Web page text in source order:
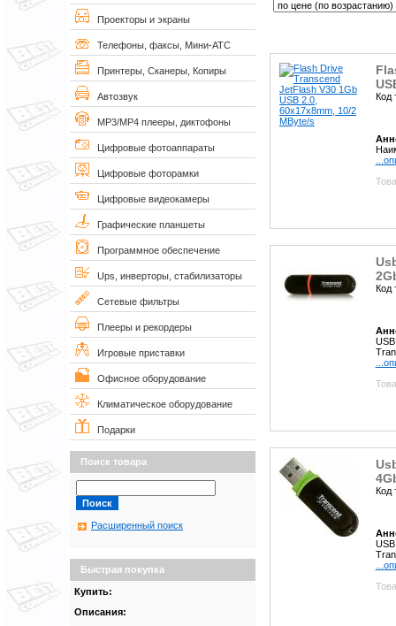
Проекторы и экраны
Телефоны, факсы, Мини-АТС
Принтеры, Сканеры, Копиры
Автозвук
MP3/MP4 плееры, диктофоны
Цифровые фотоаппараты
Цифровые фоторамки
Цифровые видеокамеры
Графические планшеты
Программное обеспечение
Ups, инверторы, стабилизаторы
Сетевые фильтры
Плееры и рекордеры
Игровые приставки
Офисное оборудование
Климатическое оборудование
Подарки
Поиск товара
Расширенный поиск
Быстрая покупка
Купить:
Описания:
Код
Код
Код